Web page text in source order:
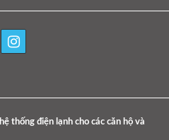
thống điện lạnh cho các căn hộ và